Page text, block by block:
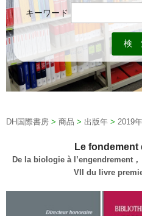
キーワード
DH国際書房 > 商品 > 出版年 > 2019年
Le fondement
De la biologie à l’engendrement
VII du livre